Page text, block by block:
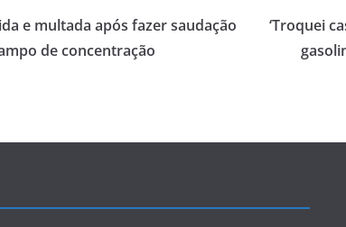
e multada após fazer saudação
de concentração
‘Troquei